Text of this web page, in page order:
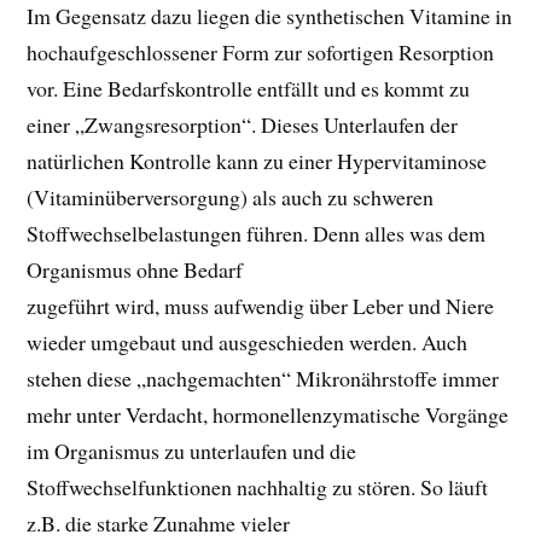
Im Gegensatz dazu liegen die synthetischen Vitamine in
hochaufgeschlossener Form zur sofortigen Resorption
vor. Eine Bedarfskontrolle entfällt und es kommt zu
einer „Zwangsresorption“. Dieses Unterlaufen der
natürlichen Kontrolle kann zu einer Hypervitaminose
(Vitaminüberversorgung) als auch zu schweren
Stoffwechselbelastungen führen. Denn alles was dem
Organismus ohne Bedarf
zugeführt wird, muss aufwendig über Leber und Niere
wieder umgebaut und ausgeschieden werden. Auch
stehen diese „nachgemachten“ Mikronährstoffe immer
mehr unter Verdacht, hormonellenzymatische Vorgänge
im Organismus zu unterlaufen und die
Stoffwechselfunktionen nachhaltig zu stören. So läuft
z.B. die starke Zunahme vieler